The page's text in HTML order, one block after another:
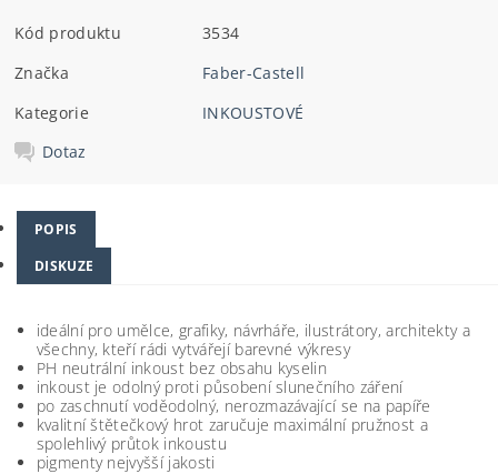
Kód produktu
3534
Značka
Faber-Castell
Kategorie
INKOUSTOVÉ
Dotaz
POPIS
DISKUZE
ideální pro umělce, grafiky, návrháře, ilustrátory, architekty a
všechny, kteří rádi vytvářejí barevné výkresy
PH neutrální inkoust bez obsahu kyselin
inkoust je odolný proti působení slunečního záření
po zaschnutí voděodolný, nerozmazávající se na papíře
kvalitní štětečkový hrot zaručuje maximální pružnost a
spolehlivý průtok inkoustu
pigmenty nejvyšší jakosti